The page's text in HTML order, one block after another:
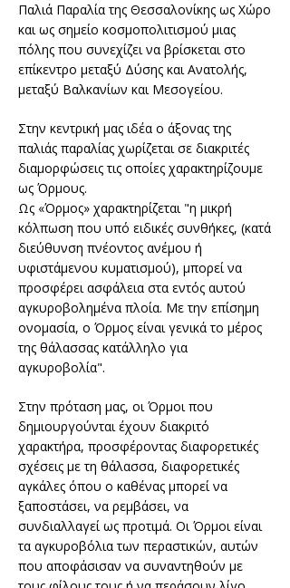
Παλιά Παραλία της Θεσσαλονίκης ως Χώρο
και ως σημείο κοσμοπολιτισμού μιας
πόλης που συνεχίζει να βρίσκεται στο
επίκεντρο μεταξύ Δύσης και Ανατολής,
μεταξύ Βαλκανίων και Μεσογείου.
Στην κεντρική μας ιδέα ο άξονας της
παλιάς παραλίας χωρίζεται σε διακριτές
διαμορφώσεις τις οποίες χαρακτηρίζουμε
ως Όρμους.
Ως «Όρμος» χαρακτηρίζεται "η μικρή
κόλπωση που υπό ειδικές συνθήκες, (κατά
διεύθυνση πνέοντος ανέμου ή
υφιστάμενου κυματισμού), μπορεί να
προσφέρει ασφάλεια στα εντός αυτού
αγκυροβολημένα πλοία. Με την επίσημη
ονομασία, ο Όρμος είναι γενικά το μέρος
της θάλασσας κατάλληλο για
αγκυροβολία".
Στην πρόταση μας, οι Όρμοι που
δημιουργούνται έχουν διακριτό
χαρακτήρα, προσφέροντας διαφορετικές
σχέσεις με τη θάλασσα, διαφορετικές
αγκάλες όπου ο καθένας μπορεί να
ξαποστάσει, να ρεμβάσει, να
συνδιαλλαγεί ως προτιμά. Οι Όρμοι είναι
τα αγκυροβόλια των περαστικών, αυτών
που αποφάσισαν να συναντηθούν με